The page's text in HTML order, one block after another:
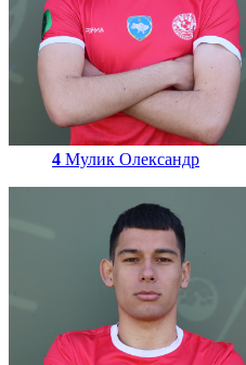
4 Мулик Олександр